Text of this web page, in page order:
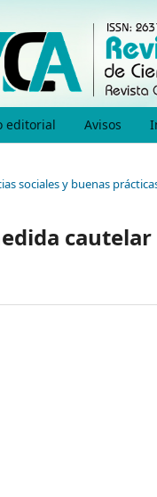
editorial Avisos
sociales y buenas